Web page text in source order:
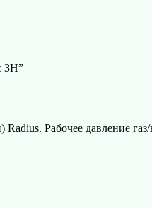
ЗН”
Radius. Рабочее давление